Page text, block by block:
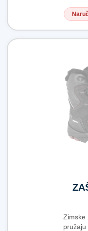
Zimske
pružaju